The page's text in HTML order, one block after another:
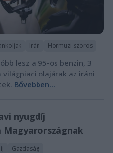
Irán Hormuzi-szoros
lesz a 95-ös benzin, 3
olajárak az iráni
Bővebben...
nyugdíj
Magyarországnak
Gazdaság